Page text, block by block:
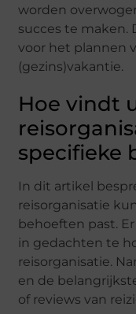
worden
succes te maken.
voor het plannen
(gezins)vakantie.
Hoe vindt
specifieke
In dit artikel
reisorganisatie
behoeften past.
in gedachten te
reisorganisatie.
en de
of reviews van